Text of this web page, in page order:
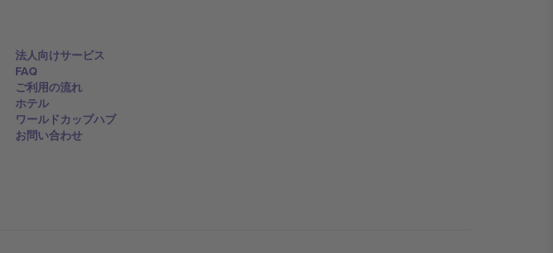
法人向けサービス
FAQ
ご利用の流れ
ホテル
ワールドカップハブ
お問い合わせ